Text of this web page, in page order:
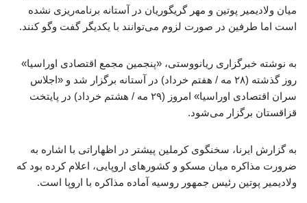
میان ولادیمیر پوتین و مهر گریگوریان در آستانه برنامه‌ریزی نشده
است اما طرفین در صورت لزوم می‌توانند با یکدیگر گفت وگو کنند.
به نوشته خبرگزاری ریانووستی، «پنجمین مجمع اقتصادی اوراسیا»
روز گذشته (۲۸ مه / هفتم خرداد) در آستانه برگزار شد و «اجلاس
سران اقتصادی اوراسیا» امروز (۲۹ مه / هشتم خرداد) در پایتخت
قزاقستان برگزار می‌شود.
به گزارش ایرنا، سخنگوی کرملین پیشتر در اظهاراتی با اشاره به
ضرورت مذاکره میان مسکو و کشورهای اروپایی، اعلام کرده بود که
ولادیمیر پوتین رئیس جمهور روسیه آماده مذاکره با اروپا است.